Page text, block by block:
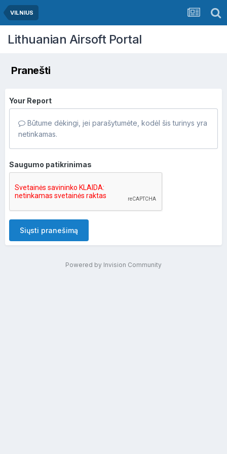
VILNIUS
Lithuanian Airsoft Portal
Pranešti
Your Report
Būtume dėkingi, jei parašytumėte, kodėl šis turinys yra
netinkamas.
Saugumo patikrinimas
Siųsti pranešimą
Powered by Invision Community